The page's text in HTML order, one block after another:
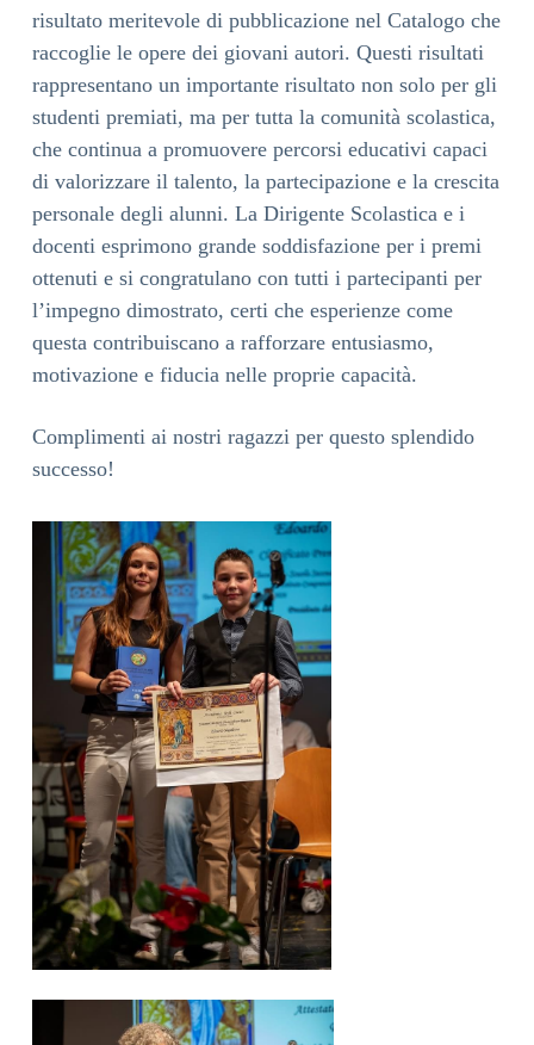
risultato meritevole di pubblicazione nel Catalogo che
raccoglie le opere dei giovani autori. Questi risultati
rappresentano un importante risultato non solo per gli
studenti premiati, ma per tutta la comunità scolastica,
che continua a promuovere percorsi educativi capaci
di valorizzare il talento, la partecipazione e la crescita
personale degli alunni. La Dirigente Scolastica e i
docenti esprimono grande soddisfazione per i premi
ottenuti e si congratulano con tutti i partecipanti per
l’impegno dimostrato, certi che esperienze come
questa contribuiscano a rafforzare entusiasmo,
motivazione e fiducia nelle proprie capacità.
Complimenti ai nostri ragazzi per questo splendido
successo!